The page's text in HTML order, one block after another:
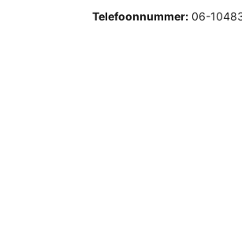
Telefoonnummer: 06-